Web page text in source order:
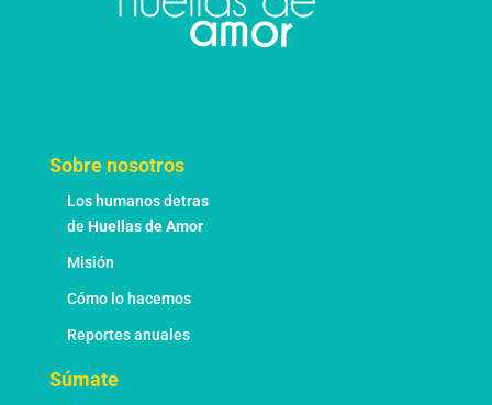
Sobre nosotros
Los humanos detras
de Huellas de Amor
Misión
Cómo lo hacemos
Reportes anuales
Súmate